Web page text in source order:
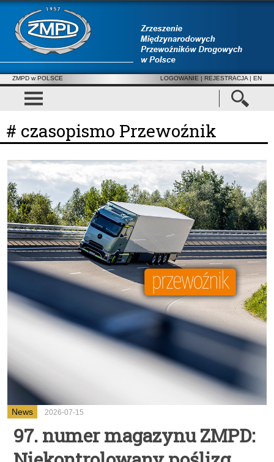
ZMPD w POLSCE LOGOWANIE | REJESTRACJA | EN
# czasopismo Przewoźnik
News 2026-07-15
97. numer magazynu ZMPD: